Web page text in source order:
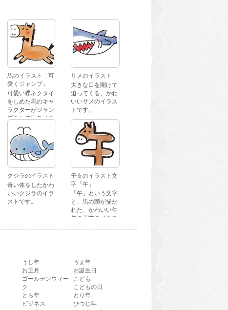
馬のイラスト「可
愛くジャンプ」
可愛い蝶ネクタイ
をしめた馬のキャ
ラクターがジャン
プをしているイラ
ストです。
サメのイラスト
大きな口を開けて
迫ってくる、かわ
いいサメのイラス
トです。
クジラのイラスト
青い体をしたかわ
いいクジラのイラ
ストです。
干支のイラスト文
字「午」
「午」という文字
と、馬の頭が描か
れた、かわいい午
年の干支のイラス
うし年
うま年
お正月
お誕生日
ゴールデンウィー
ク
こども
こどもの日
とら年
とり年
ビジネス
ひつじ年